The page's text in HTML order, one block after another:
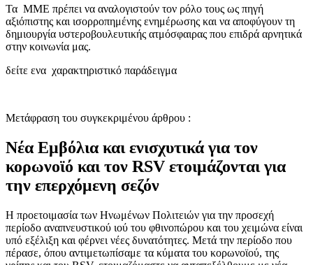
Τα ΜΜΕ πρέπει να αναλογιστούν τον ρόλο τους ως πηγή
αξιόπιστης και ισορροπημένης ενημέρωσης και να αποφύγουν τη
δημιουργία υστεροβουλευτικής ατμόσφαιρας που επιδρά αρνητικά
στην κοινωνία μας.
δείτε ενα χαρακτηριστικό παράδειγμα
Μετάφραση του συγκεκριμένου άρθρου :
Νέα Εμβόλια και ενισχυτικά για τον
κορωνοϊό και τον RSV ετοιμάζονται για
την επερχόμενη σεζόν
Η προετοιμασία των Ηνωμένων Πολιτειών για την προσεχή
περίοδο αναπνευστικού ιού του φθινοπώρου και του χειμώνα είναι
υπό εξέλιξη και φέρνει νέες δυνατότητες. Μετά την περίοδο που
πέρασε, όπου αντιμετωπίσαμε τα κύματα του κορωνοϊού, της